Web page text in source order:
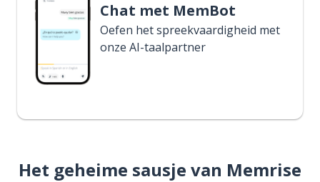
Chat met MemBot
Oefen het spreekvaardigheid met
onze AI-taalpartner
Het geheime sausje van Memrise